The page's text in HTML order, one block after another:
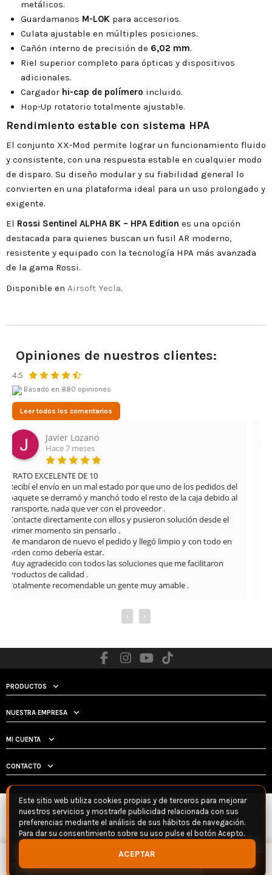
metálicos.
Guardamanos M-LOK para accesorios.
Culata ajustable en múltiples posiciones.
Cañón interno de precisión de 6,02 mm.
Riel superior completo para ópticas y dispositivos
adicionales.
Cargador hi-cap de polímero incluido.
Hop-Up rotatorio totalmente ajustable.
Rendimiento estable con sistema HPA
El conjunto XX-Mod permite lograr un funcionamiento fluido
y consistente, con una respuesta estable en cualquier modo
de disparo. Su diseño modular y su fiabilidad general lo
convierten en una plataforma ideal para un uso prolongado y
exigente.
El Rossi Sentinel ALPHA BK – HPA Edition es una opción
destacada para quienes buscan un fusil AR moderno,
resistente y equipado con la tecnología HPA más avanzada
de la gama Rossi.
Disponible en Airsoft Yecla.
Fusil Rossi Sentinel ALPHA - BK - HPA
Opiniones de nuestros clientes:
4.5
Basado en 880 opiniones
Leer todos los comentarios
Leonardo Cifuentes Ortiz
Hace 3 meses
Muy buena experiencia con Airsof yecla. El servicio ha sido
excelente desde el primer momento. Me proporcionaron una
solución rápida y eficaz para el problema que tenía con la
réplica, manteniendo una atención muy profesional y amable
en todo momento.
El envío fue muy rápido y además se nota que cuidan mucho
los detalles: limpieza del arma, revisión completa y vídeos
explicando el estado y funcionamiento. La comunicación
también ha sido muy buena durante todo el proceso.
Sin duda, una tienda totalmente recomendable por la atención
al cliente y la seriedad con la que trabajan.
‹ ›
PRODUCTOS
NUESTRA EMPRESA
MI CUENTA
CONTACTO
© 2026 Airsoft Yecla: Armas, Componentes y Accesorios para
Airsoft
Este sitio web utiliza cookies propias y de terceros para mejorar
nuestros servicios y mostrarle publicidad relacionada con sus
preferencias mediante el análisis de sus hábitos de navegación.
Para dar su consentimiento sobre su uso pulse el botón Acepto.
ACEPTAR